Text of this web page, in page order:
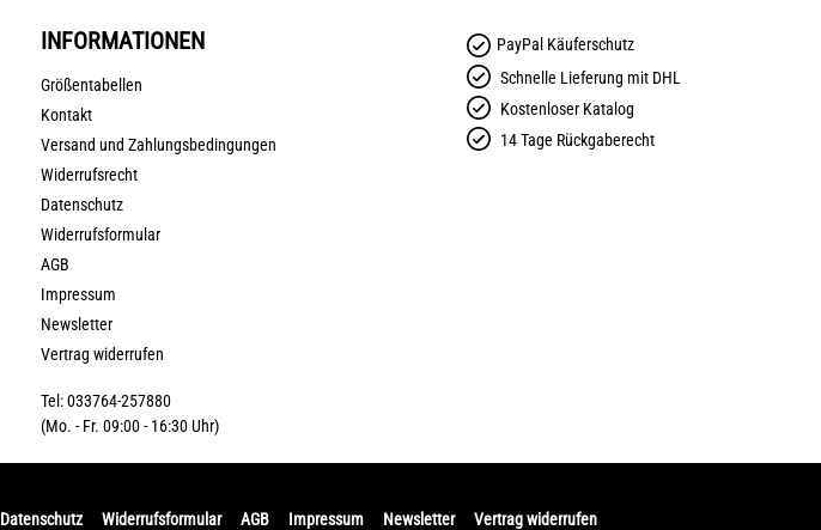
INFORMATIONEN
Größentabellen
Kontakt
Versand und Zahlungsbedingungen
Widerrufsrecht
Datenschutz
Widerrufsformular
AGB
Impressum
Newsletter
Vertrag widerrufen
Tel: 033764-257880
(Mo. - Fr. 09:00 - 16:30 Uhr)
PayPal Käuferschutz
Schnelle Lieferung mit DHL
Kostenloser Katalog
14 Tage Rückgaberecht
Datenschutz Widerrufsformular AGB Impressum Newsletter Vertrag widerrufen